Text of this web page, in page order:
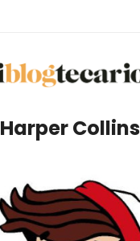
Harper Collins